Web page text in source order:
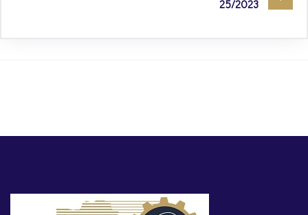
25/2023